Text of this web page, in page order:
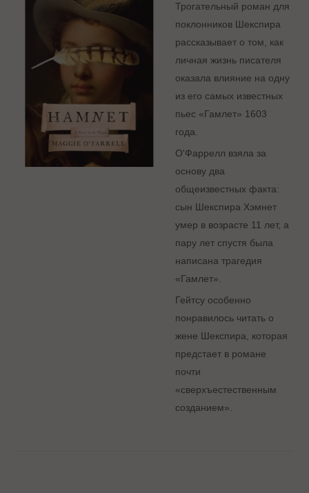
Трогательный роман для
поклонников Шекспира
рассказывает о том, как
личная жизнь писателя
оказала влияние на одну
из его самых известных
пьес «Гамлет» 1603
года.
О'Фаррелл взяла за
основу два
общеизвестных факта:
сын Шекспира Хэмнет
умер в возрасте 11 лет, а
пару лет спустя была
написана трагедия
«Гамлет».
Гейтсу особенно
понравилось читать о
жене Шекспира, которая
предстает в романе
почти
«сверхъестественным
созданием».